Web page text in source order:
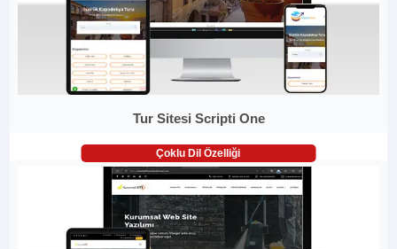
Tur Sitesi Scripti One
Çoklu Dil Özelliği